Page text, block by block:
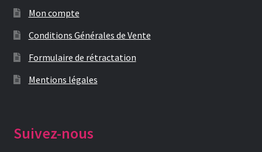
Mon compte
Conditions Générales de Vente
Formulaire de rétractation
Mentions légales
Suivez-nous